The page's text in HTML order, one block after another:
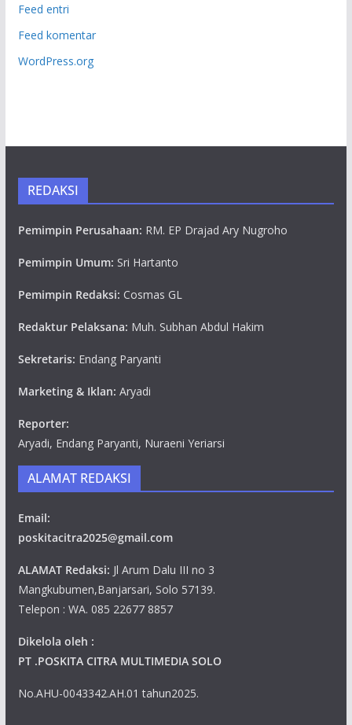
Feed entri
Feed komentar
WordPress.org
REDAKSI
Pemimpin Perusahaan: RM. EP Drajad Ary Nugroho
Pemimpin Umum: Sri Hartanto
Pemimpin Redaksi: Cosmas GL
Redaktur Pelaksana: Muh. Subhan Abdul Hakim
Sekretaris: Endang Paryanti
Marketing & Iklan: Aryadi
Reporter:
Aryadi, Endang Paryanti, Nuraeni Yeriarsi
ALAMAT REDAKSI
Email:
poskitacitra2025@gmail.com
ALAMAT Redaksi: Jl Arum Dalu III no 3
Mangkubumen,Banjarsari, Solo 57139.
Telepon : WA. 085 22677 8857
Dikelola oleh :
PT .POSKITA CITRA MULTIMEDIA SOLO
No.AHU-0043342.AH.01 tahun2025.